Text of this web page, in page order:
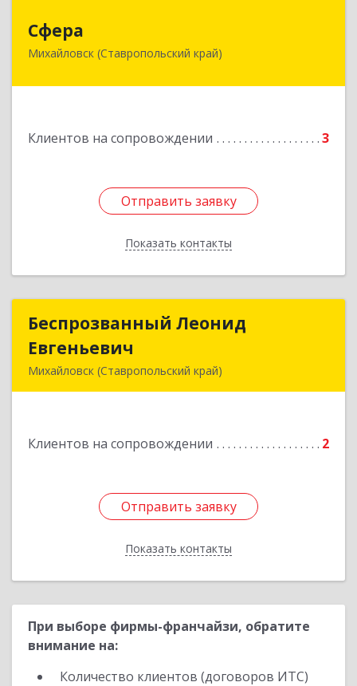
Сфера
Михайловск (Ставропольский край)
Клиентов на сопровождении 3
Отправить заявку
Показать контакты
356240, Ставропольский край, Шпаковский р-
Подробнее
Отправить заявку
Назад
Беспрозванный Леонид
Евгеньевич
Михайловск (Ставропольский край)
Клиентов на сопровождении 2
Отправить заявку
Показать контакты
Беспрозванный Леонид
Отправить заявку
Назад
При выборе фирмы-франчайзи, обратите
внимание на:
Количество клиентов (договоров ИТС)